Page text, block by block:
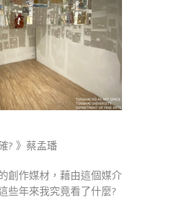
蔡
孟
璠、
中
? 》蔡孟璠
創作媒材，藉由這個媒介
些年來我究竟看了什麼?